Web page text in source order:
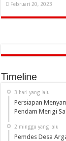
Februari 20, 2023
Timeline
3 hari yang lalu
Persiapan
Pendam Merigi
2 minggu yang lalu
Pemdes Desa